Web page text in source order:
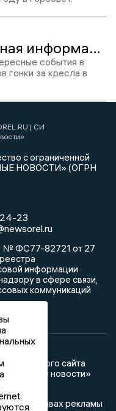
«Бунтари»: обновленная информация о кандидатах в Орловский облсовет
события в
гонки за кресла в
| СИ
с ограниченной
НОВОСТИ» (ОГРН
23
№ ФС77-82721 от 27
информации
в сфере связи,
коммуникаций
с данного сайта
новости»
на правах рекламы